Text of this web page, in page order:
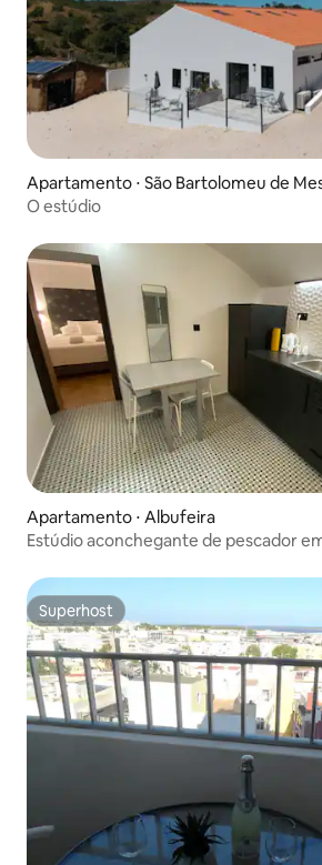
Apartamento ⋅ São Bartolomeu de
O estúdio
Apartamento ⋅ Albufeira
Estúdio aconchegante de pescador
Superhost
Superhost